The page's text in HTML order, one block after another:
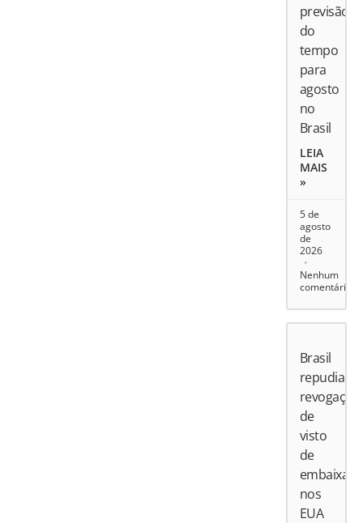
previsão
do
tempo
para
agosto
no
Brasil
LEIA
MAIS
»
5 de
agosto
de
2026
Nenhum
comentário
Brasil
repudia
revogação
de
visto
de
nos
EUA